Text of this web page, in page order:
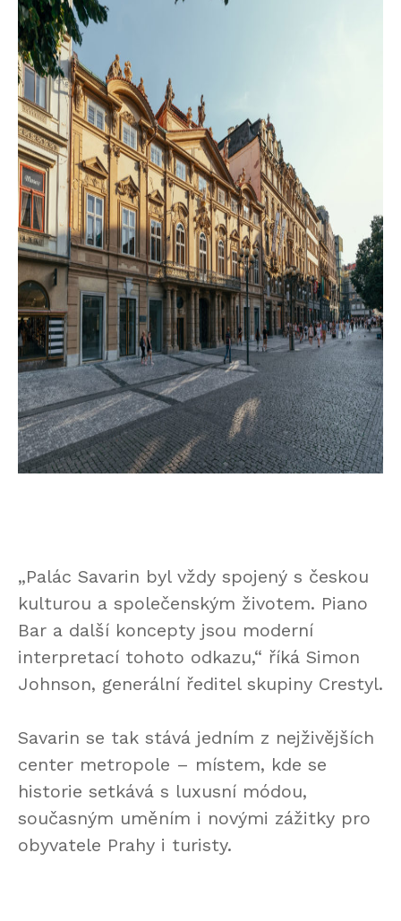
„Palác Savarin byl vždy spojený s českou
kulturou a společenským životem. Piano
Bar a další koncepty jsou moderní
interpretací tohoto odkazu,“ říká Simon
Johnson, generální ředitel skupiny Crestyl.
Savarin se tak stává jedním z nejživějších
center metropole – místem, kde se
historie setkává s luxusní módou,
současným uměním i novými zážitky pro
obyvatele Prahy i turisty.